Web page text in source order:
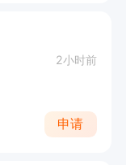
2小时前
申请